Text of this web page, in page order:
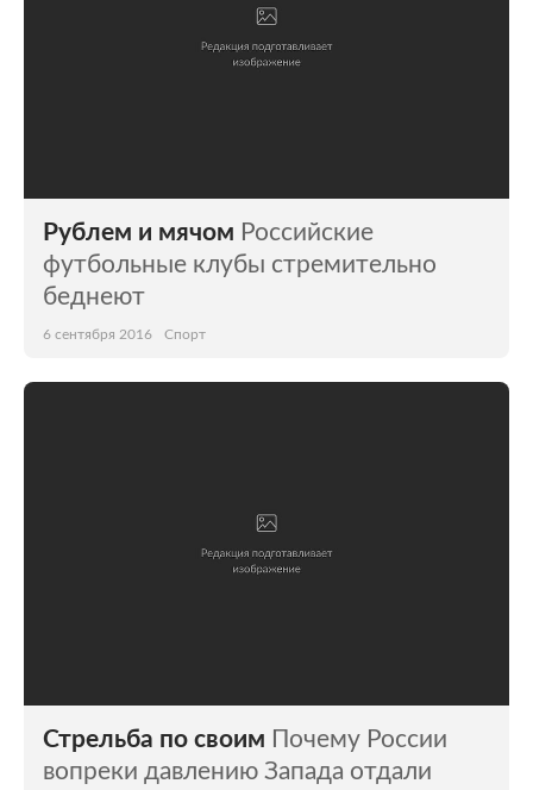
Рублем и мячом Российские
футбольные клубы стремительно
беднеют
6 сентября 2016 Спорт
Стрельба по своим Почему России
вопреки давлению Запада отдали